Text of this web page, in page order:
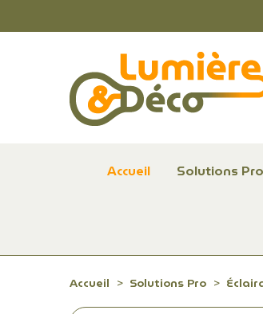
Accueil Solutions Pro
Accueil Solutions Pro